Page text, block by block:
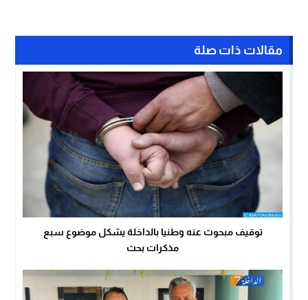
مقالات ذات صلة
توقيف مبحوث عنه وطنيا بالداخلة يشكل موضوع سبع
مذكرات بحث